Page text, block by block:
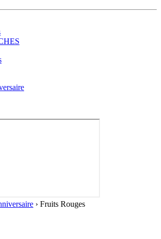
› Fruits Rouges